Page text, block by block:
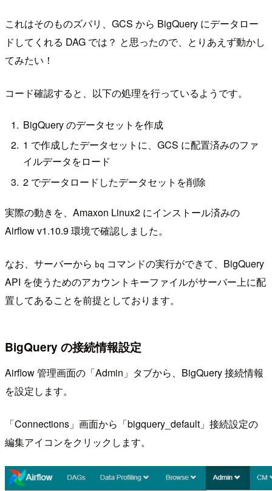
これはそのものズバリ、GCS から BigQuery にデータロー
ドしてくれる DAG では？ と思ったので、とりあえず動かし
てみたい！
コード確認すると、以下の処理を行っているようです。
BigQuery のデータセットを作成
1 で作成したデータセットに、GCS に配置済みのファ
イルデータをロード
2 でデータロードしたデータセットを削除
実際の動きを、Amaxon Linux2 にインストール済みの
Airflow v1.10.9 環境で確認しました。
なお、サーバーから bq コマンドの実行ができて、BigQuery
API を使うためのアカウントキーファイルがサーバー上に配
置してあることを前提としております。
BigQuery の接続情報設定
Airflow 管理画面の「Admin」タブから、BigQuery 接続情報
を設定します。
「Connections」画面から「bigquery_default」接続設定の
編集アイコンをクリックします。